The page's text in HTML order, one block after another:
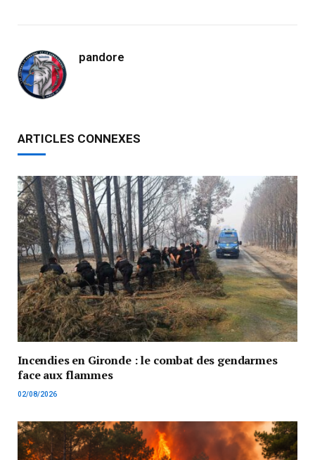
pandore
ARTICLES CONNEXES
Incendies en Gironde : le combat des gendarmes
face aux flammes
02/08/2026